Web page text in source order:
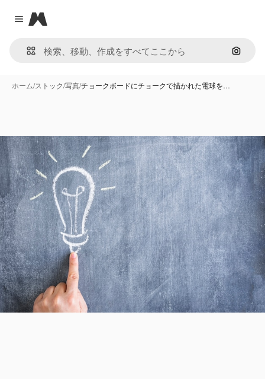
Close menu
Magnific
画像で
ホーム/ストック/写真/チョークボードにチョークで描かれた電球を…